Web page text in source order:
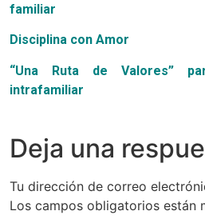
familiar
Disciplina con Amor
“Una Ruta de Valores”
intrafamiliar
Deja una
Tu dirección de correo
Los campos obligatorios están